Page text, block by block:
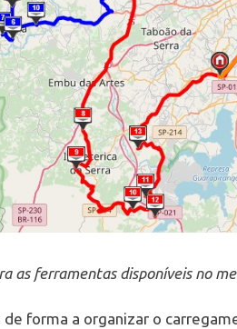
as ferramentas disponíveis no
de forma a organizar o